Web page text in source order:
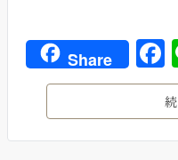
Share